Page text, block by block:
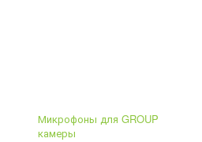
Микрофоны для GROUP
камеры